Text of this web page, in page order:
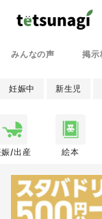
みんなの声 掲示
妊娠中 新生児
娠/出産 絵本